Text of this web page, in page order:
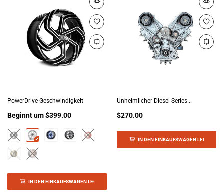
PowerDrive-Geschwindigkeit
Beginnt um$399.00
IN DEN EINKAUFSWAGEN LEGEN
Unheimlicher Diesel Series...
$270.00
IN DEN EINKAUFSWAGEN LEGEN